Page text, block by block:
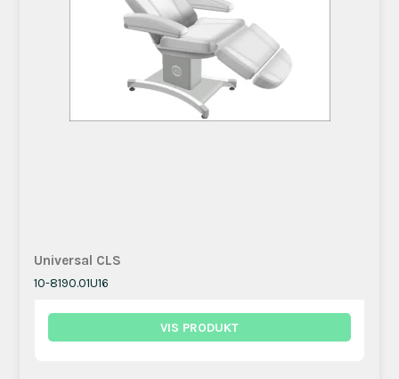
Universal CLS
10-8190.01U16
VIS PRODUKT